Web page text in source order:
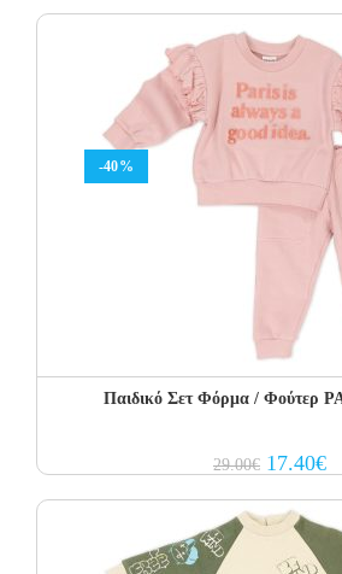
-40%
Παιδικό Σετ Φόρμα / Φούτερ
29.00€ Original
price
29.00€.
17.40€